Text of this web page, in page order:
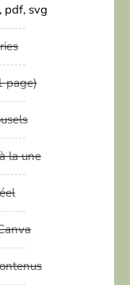
pdf, svg
page)
la une